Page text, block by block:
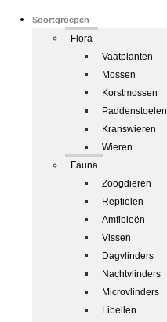
Soortgroepen
Flora
Vaatplanten
Mossen
Korstmossen
Paddenstoelen
Kranswieren
Wieren
Fauna
Zoogdieren
Reptielen
Amfibieën
Vissen
Dagvlinders
Nachtvlinders
Microvlinders
Libellen